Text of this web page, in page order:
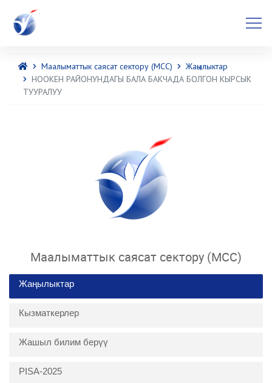
Маалыматтык саясат сектору (МСС)
Жаңылыктар
НООКЕН РАЙОНУНДАГЫ БАЛА БАКЧАДА БОЛГОН КЫРСЫК
ТУУРАЛУУ
Маалыматтык саясат сектору (МСС)
Жаңылыктар
Кызматкерлер
Жашыл билим берүү
PISA-2025